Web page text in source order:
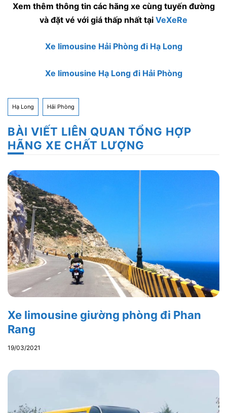
Xem thêm thông tin các hãng xe cùng tuyến đường
và đặt vé với giá thấp nhất tại VeXeRe
Xe limousine Hải Phòng đi Hạ Long
Xe limousine Hạ Long đi Hải Phòng
Hạ Long Hải Phòng
BÀI VIẾT LIÊN QUAN TỔNG HỢP
HÃNG XE CHẤT LƯỢNG
Xe limousine giường phòng đi Phan
Rang
19/03/2021